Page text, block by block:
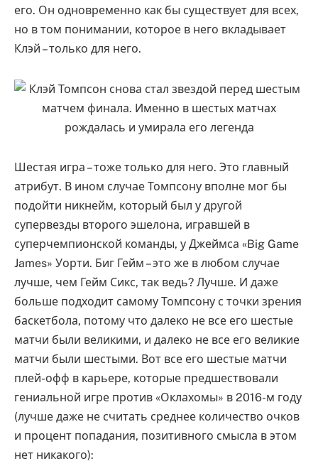
его. Он одновременно как бы существует для всех,
но в том понимании, которое в него вкладывает
Клэй – только для него.
Шестая игра – тоже только для него. Это главный
атрибут. В ином случае Томпсону вполне мог бы
подойти никнейм, который был у другой
супервезды второго эшелона, игравшей в
суперчемпионской команды, у Джеймса «Big Game
James» Уорти. Биг Гейм – это же в любом случае
лучше, чем Гейм Сикс, так ведь? Лучше. И даже
больше подходит самому Томпсону с точки зрения
баскетбола, потому что далеко не все его шестые
матчи были великими, и далеко не все его великие
матчи были шестыми. Вот все его шестые матчи
плей-офф в карьере, которые предшествовали
гениальной игре против «Оклахомы» в 2016-м году
(лучше даже не считать среднее количество очков
и процент попадания, позитивного смысла в этом
нет никакого):